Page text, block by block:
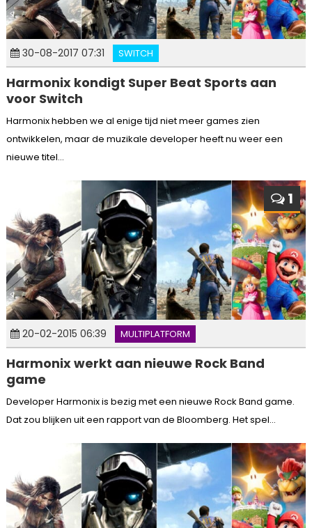
30-08-2017 07:31 SWITCH
Harmonix kondigt Super Beat Sports aan
voor Switch
Harmonix hebben we al enige tijd niet meer games zien
ontwikkelen, maar de muzikale developer heeft nu weer een
nieuwe titel...
1
20-02-2015 06:39 MULTIPLATFORM
Harmonix werkt aan nieuwe Rock Band
game
Developer Harmonix is bezig met een nieuwe Rock Band game.
Dat zou blijken uit een rapport van de Bloomberg. Het spel...